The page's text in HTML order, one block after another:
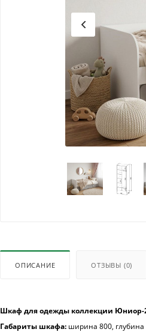
ОПИСАНИЕ ОТЗЫВЫ (0)
Шкаф для одежды коллекции Юниор-
Габариты шкафа: ширина 800,